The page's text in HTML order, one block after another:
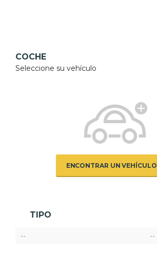
COCHE
Seleccione su vehículo
ENCONTRAR UN VEHÍCULO
TIPO
-- --